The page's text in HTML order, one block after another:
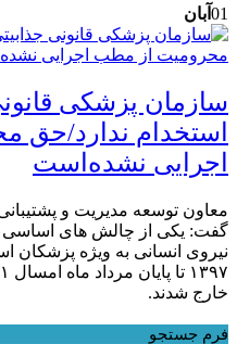
01 آبان
سازمان پزشکی
استخدام ندارد/حق
اجرایی نشده‌است
معاون توسعه مدیریت و
گفت: یکی از چالش های
نیروی انسانی به ویژه پزشکان
خارج شدند.
فرم جستجو